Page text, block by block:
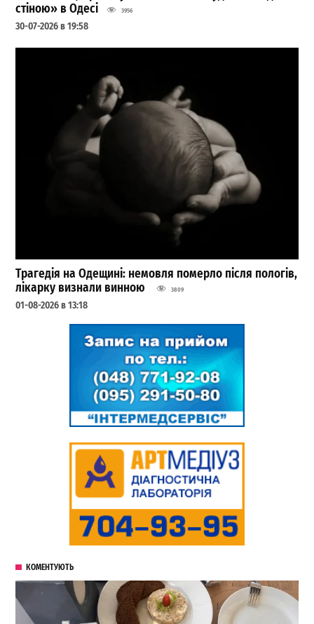
стіною» в Одесі
3956
30-07-2026 в 19:58
Трагедія на Одещині: немовля померло після пологів,
лікарку визнали винною
3809
01-08-2026 в 13:18
КОМЕНТУЮТЬ